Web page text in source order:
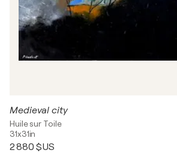
Medieval city
Huile sur Toile
31x31in
2 880 $US